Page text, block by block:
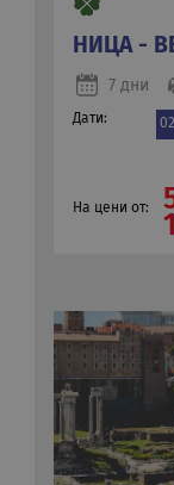
НИЦА -
7 дни
Дати:
На цени от: